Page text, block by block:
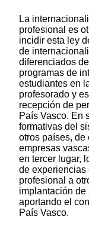
La
profesional es
incidir esta ley
de
diferenciados
programas de
estudiantes en
profesorado y
recepción de
País Vasco. En
formativas del
otros países, de
empresas
en tercer lugar,
de experiencias
profesional a
implantación de
aportando el
País Vasco.